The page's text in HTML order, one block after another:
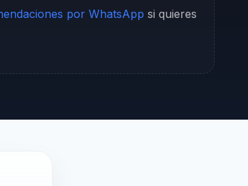
por WhatsApp si quieres